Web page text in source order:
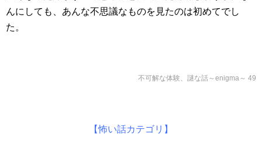
んにしても、あんな不思議なものを見たのは初めてでし
た。
不可解な体験、謎な話～enigma～ 49
【怖い話カテゴリ】